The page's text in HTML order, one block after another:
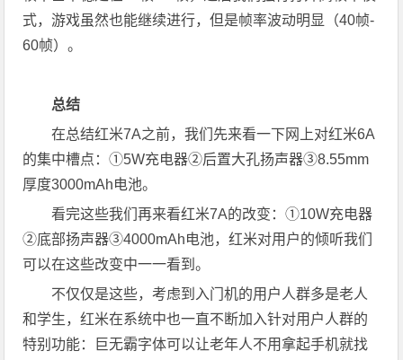
式，游戏虽然也能继续进行，但是帧率波动明显（40帧-
60帧）。
总结
在总结红米7A之前，我们先来看一下网上对红米6A
的集中槽点：①5W充电器②后置大孔扬声器③8.55mm
厚度3000mAh电池。
看完这些我们再来看红米7A的改变：①10W充电器
②底部扬声器③4000mAh电池，红米对用户的倾听我们
可以在这些改变中一一看到。
不仅仅是这些，考虑到入门机的用户人群多是老人
和学生，红米在系统中也一直不断加入针对用户人群的
特别功能：巨无霸字体可以让老年人不用拿起手机就找